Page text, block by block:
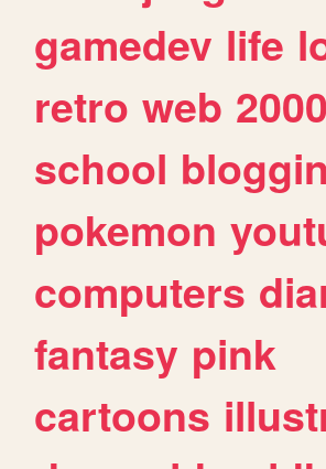
gamedev life
retro web
school
pokemon
computers
fantasy pink
cartoons